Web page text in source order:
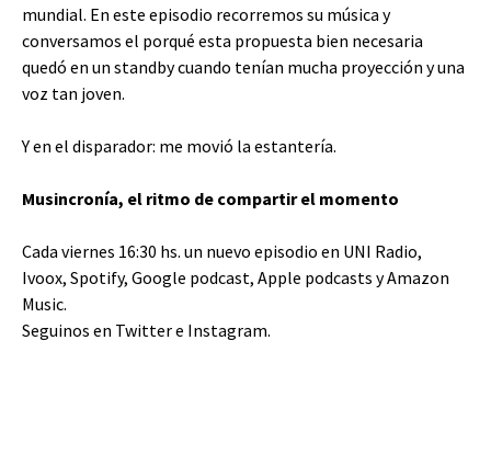
mundial. En este episodio recorremos su música y
conversamos el porqué esta propuesta bien necesaria
quedó en un standby cuando tenían mucha proyección y una
voz tan joven.
Y en el disparador: me movió la estantería.
Musincronía, el ritmo de compartir el momento
Cada viernes 16:30 hs. un nuevo episodio en UNI Radio,
Ivoox, Spotify, Google podcast, Apple podcasts yAmazon
Music.
Seguinos en Twittere Instagram.